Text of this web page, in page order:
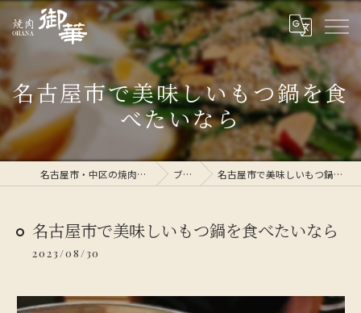
名古屋市で美味しいもつ鍋を食
べたいなら
名古屋市・中区の焼肉なら焼肉 御華 ブログ 名古屋市で美味しいもつ鍋を食べたいなら
名古屋市で美味しいもつ鍋を食べたいなら
2023/08/30